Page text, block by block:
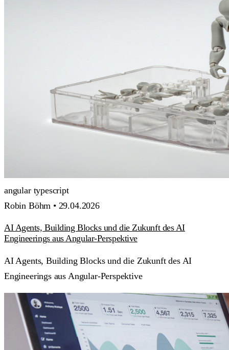
angular typescript
Robin Böhm • 29.04.2026
AI Agents, Building Blocks und die Zukunft des AI
Engineerings aus Angular-Perspektive
AI Agents, Building Blocks und die Zukunft des AI
Engineerings aus Angular-Perspektive